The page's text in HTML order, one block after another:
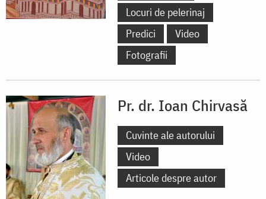
Locuri de pelerinaj
Predici
Video
Fotografii
Pr. dr. Ioan Chirvasă
Cuvinte ale autorului
Video
Articole despre autor